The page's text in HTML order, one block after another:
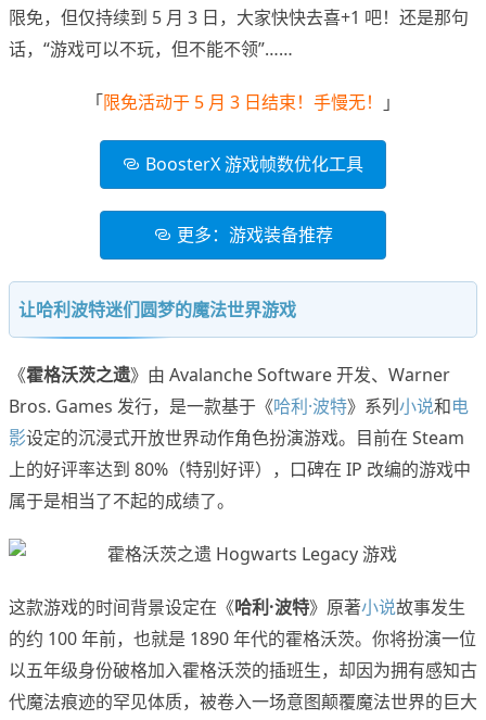
限免，但仅持续到 5 月 3 日，大家快快去喜+1 吧！还是那句
话，“游戏可以不玩，但不能不领”……
「限免活动于 5 月 3 日结束！手慢无！ 」
BoosterX 游戏帧数优化工具
更多：游戏装备推荐
让哈利波特迷们圆梦的魔法世界游戏
《霍格沃茨之遗》由 Avalanche Software 开发、Warner
Bros. Games 发行，是一款基于《哈利·波特》系列小说和电
影设定的沉浸式开放世界动作角色扮演游戏。目前在 Steam
上的好评率达到 80%（特别好评），口碑在 IP 改编的游戏中
属于是相当了不起的成绩了。
这款游戏的时间背景设定在《哈利·波特》原著小说故事发生
的约 100 年前，也就是 1890 年代的霍格沃茨。你将扮演一位
以五年级身份破格加入霍格沃茨的插班生，却因为拥有感知古
代魔法痕迹的罕见体质，被卷入一场意图颠覆魔法世界的巨大